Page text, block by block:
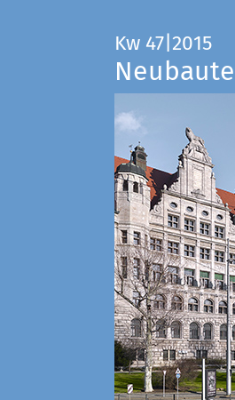
Kw 47|2015